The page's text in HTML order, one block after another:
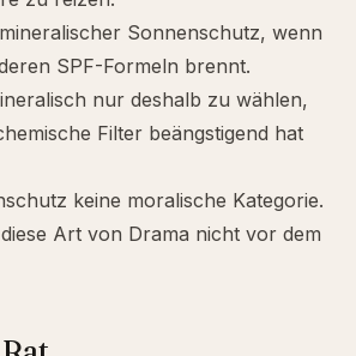
mineralischer Sonnenschutz, wenn
SPF-Formeln brennt.
nur deshalb zu wählen,
Filter beängstigend hat
keine moralische Kategorie.
Art von Drama nicht vor dem